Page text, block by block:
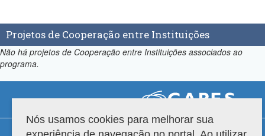
Projetos de Cooperação entre Instituições
Não há projetos de Cooperação entre Instituições associados ao
programa.
Nós usamos cookies para melhorar sua